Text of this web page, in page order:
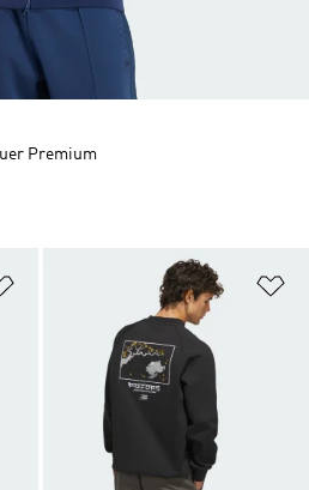
Añadir a la lista de deseos
Premium